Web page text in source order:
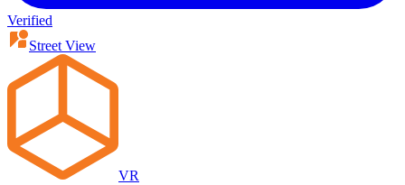
Verified
Street View
VR